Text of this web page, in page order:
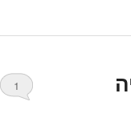
1